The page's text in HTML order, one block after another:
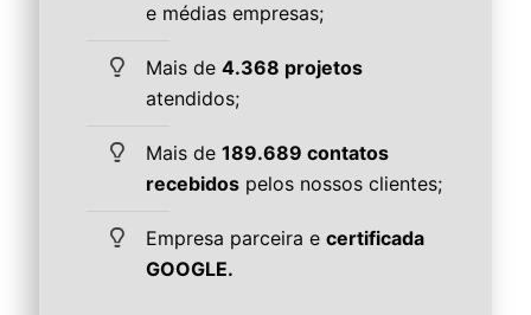
e médias empresas;
Mais de 4.368 projetos
atendidos;
Mais de 189.689 contatos
recebidos pelos nossos clientes;
Empresa parceira e certificada
GOOGLE.